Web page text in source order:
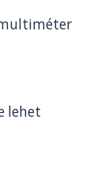
lehet